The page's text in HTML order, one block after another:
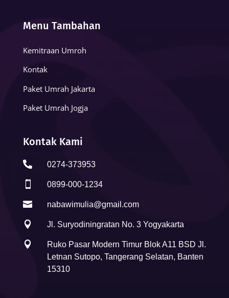
Menu Tambahan
Kemitraan Umroh
Kontak
Paket Umrah Jakarta
Paket Umrah Jogja
Kontak Kami
 0274-373953
 0899-000-1234
 nabawimulia@gmail.com
 Jl. Suryodiningratan No. 3 Yogyakarta

Ruko Pasar Modern Timur Blok A11 BSD Jl.
Letnan Sutopo, Tangerang Selatan, Banten
15310